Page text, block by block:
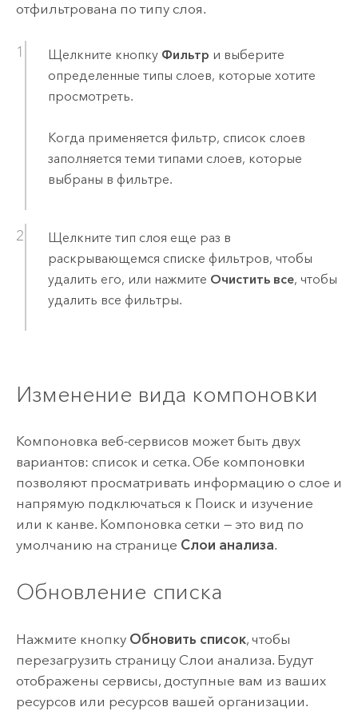
отфильтрована по типу слоя.
Щелкните кнопку Фильтр и выберите
определенные типы слоев, которые хотите
просмотреть.
Когда применяется фильтр, список слоев
заполняется теми типами слоев, которые
выбраны в фильтре.
Щелкните тип слоя еще раз в
раскрывающемся списке фильтров, чтобы
удалить его, или нажмите Очистить все, чтобы
удалить все фильтры.
Изменение вида компоновки
Компоновка веб-сервисов может быть двух
вариантов: список и сетка. Обе компоновки
позволяют просматривать информацию о слое и
напрямую подключаться к Поиск и изучение
или к канве. Компоновка сетки — это вид по
умолчанию на странице Слои анализа.
Обновление списка
Нажмите кнопку Обновить список, чтобы
перезагрузить страницу Слои анализа. Будут
отображены сервисы, доступные вам из ваших
ресурсов или ресурсов вашей организации.